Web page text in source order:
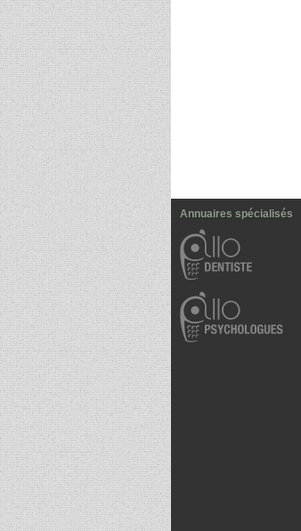
Annuaires spécialisés